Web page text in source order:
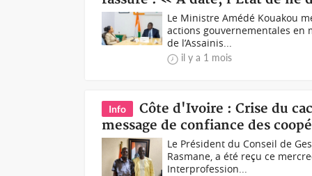
Le Ministre Amédé Kouakou
actions gouvernementales en
de l’Assainis...
il y a 1 mois
Info
Côte d'Ivoire : Crise du
message de confiance des
Le Président du Conseil de
Rasmane, a été reçu ce
Interprofession...